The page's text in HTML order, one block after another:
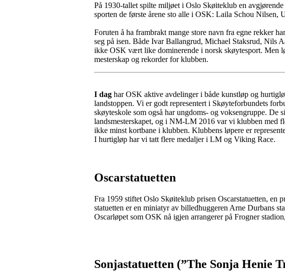
På 1930-tallet spilte miljøet i Oslo Skøiteklub en
sporten de første årene sto alle i OSK: Laila Schou Nilsen,
Foruten å ha frambrakt mange store navn fra egne rekker
seg på isen. Både Ivar Ballangrud, Michael Staksrud, Nils
ikke OSK vært like dominerende i norsk skøytesport. Men
mesterskap og rekorder for klubben.
I dag har OSK aktive avdelinger i både kunstløp og
landstoppen. Vi er godt representert i Skøyteforbundets
skøyteskole som også har ungdoms- og voksengruppe. De
landsmesterskapet, og i NM-LM 2016 var vi klubben med
ikke minst kortbane i klubben. Klubbens løpere er
I hurtigløp har vi tatt flere medaljer i LM og Viking Race.
Oscarstatuetten
Fra 1959 stiftet Oslo Skøiteklub prisen Oscarstatuetten, en
statuetten er en miniatyr av billedhuggeren Arne Durbans
Oscarløpet som OSK nå igjen arrangerer på Frogner
Sonjastatuetten (”The Sonja Henie